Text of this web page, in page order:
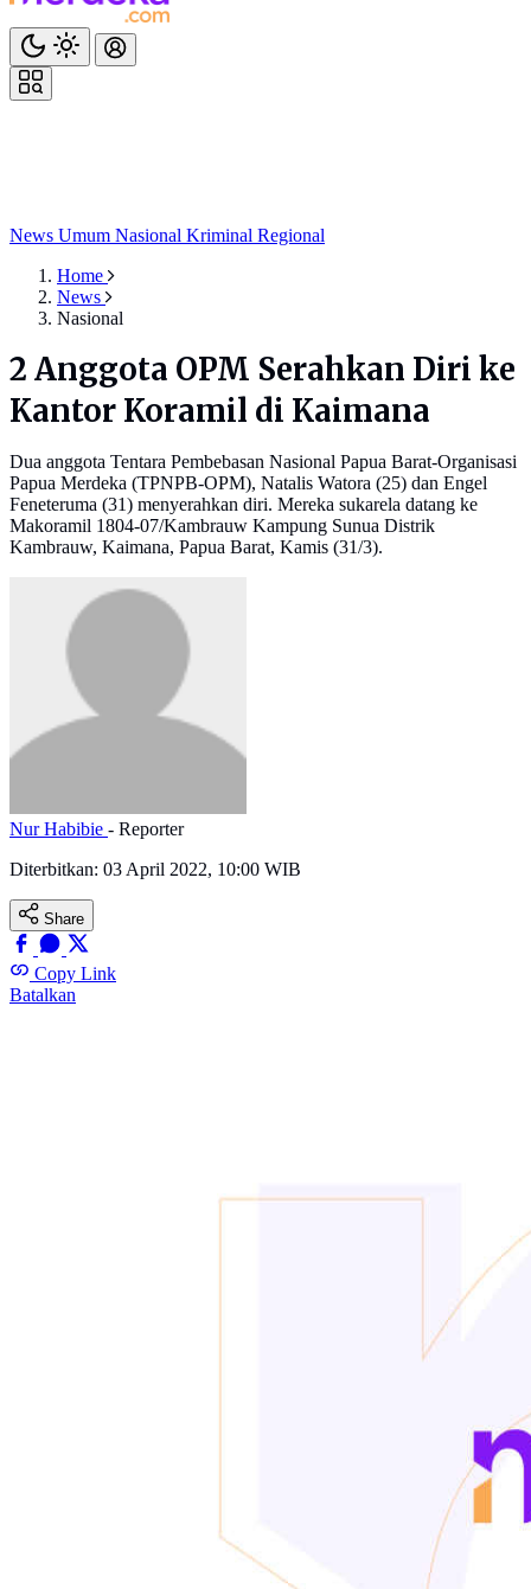
News Umum Nasional Kriminal Regional
Home
News
Nasional
2 Anggota OPM Serahkan Diri ke
Kantor Koramil di Kaimana
Dua anggota Tentara Pembebasan Nasional Papua Barat-Organisasi
Papua Merdeka (TPNPB-OPM), Natalis Watora (25) dan Engel
Feneteruma (31) menyerahkan diri. Mereka sukarela datang ke
Makoramil 1804-07/Kambrauw Kampung Sunua Distrik
Kambrauw, Kaimana, Papua Barat, Kamis (31/3).
Nur Habibie - Reporter
Diterbitkan: 03 April 2022, 10:00 WIB
Share
Copy Link
Batalkan